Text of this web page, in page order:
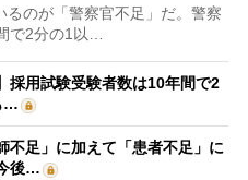
のが「警察官不足」だ。警察
で2分の1以…
採用試験受験者数は10年間で2
…
不足」に加えて「患者不足」に
後…